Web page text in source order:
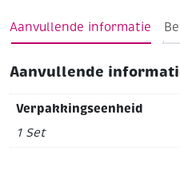
Aanvullende informatie
Aanvullende
Verpakkingseenheid
1 Set